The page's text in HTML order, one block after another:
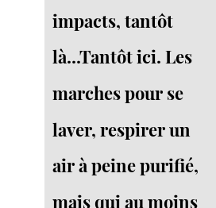
impacts, tantôt
là...Tantôt ici. Les
marches pour se
laver, respirer un
air à peine purifié,
mais qui au moins